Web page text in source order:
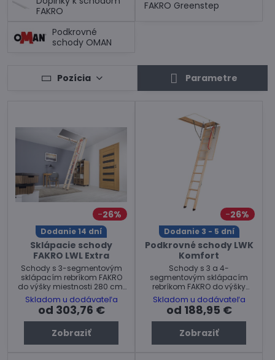
FAKRO
FAKRO Greenstep
Podkrovné
schody OMAN
Pozícia Parametre
26%
Dodanie 14 dní
Sklápacie schody
FAKRO LWL Extra
Schody s 3-segmentovým
sklápacím rebríkom FAKRO
do výšky miestnosti 280 cm.
Max. zaťaženie: 160 kg
Skladom u dodávateľa
od 303,76 €
Zobraziť
26%
Dodanie 3 - 5 dní
Podkrovné schody LWK
Komfort
Schody s 3 a 4-
segmentovým sklápacím
rebríkom FAKRO do výšky
miestnosti 280 alebo 305 cm.
Max. zaťaženie: 160 kg
Skladom u dodávateľa
od 188,95 €
Zobraziť